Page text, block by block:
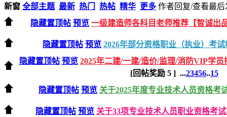
新窗 全部主题 最新 热门 热帖 精华 更多 作者回复/查看最后
隐藏置顶帖 预览 一级建造师各科目老师推荐【智诚出
隐藏置顶帖 预览 2026年部分资格职业（执业）考
隐藏置顶帖 预览 2025年二建/一建/造价/监理/消防VIP学
[回帖奖励 5 ] ...23456..15
隐藏置顶帖 预览 关于2025年度专业技术人员资格考
隐藏置顶帖 预览 关于33项专业技术人员职业资格考